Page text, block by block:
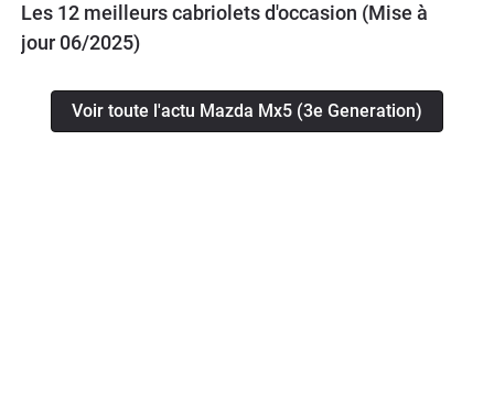
Les 12 meilleurs cabriolets d'occasion (Mise à
jour 06/2025)
Voir toute l'actu Mazda Mx5 (3e Generation)